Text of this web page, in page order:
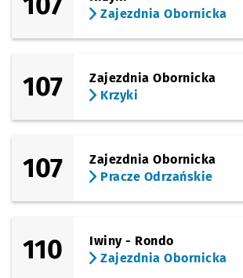
Zajezdnia Obornicka
107
Zajezdnia Obornicka
Krzyki
107
Zajezdnia Obornicka
Pracze Odrzańskie
110
Iwiny - Rondo
Zajezdnia Obornicka